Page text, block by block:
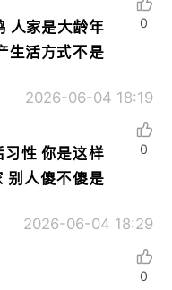
人家是大龄年
生活方式不是
2026-06-04 18:19
0
性 你是这样
别人傻不傻是
2026-06-04 18:29
0
0